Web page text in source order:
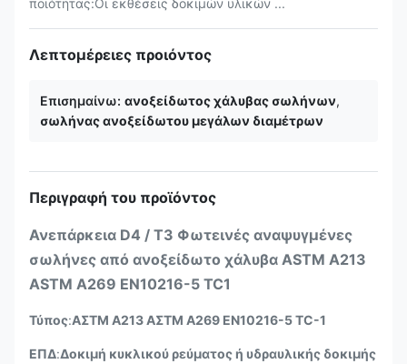
ποιότητας:Οι εκθέσεις δοκιμών υλικών ...
Λεπτομέρειες προιόντος
Επισημαίνω: ανοξείδωτος χάλυβας σωλήνων,
σωλήνας ανοξείδωτου μεγάλων διαμέτρων
Περιγραφή του προϊόντος
Ανεπάρκεια D4 / T3 Φωτεινές αναψυγμένες
σωλήνες από ανοξείδωτο χάλυβα ASTM A213
ASTM A269 EN10216-5 TC1
Τύπος:ΑΣTM A213 ΑΣTM A269 EN10216-5 ΤC-1
ΕΠΔ:Δοκιμή κυκλικού ρεύματος ή υδραυλικής δοκιμής